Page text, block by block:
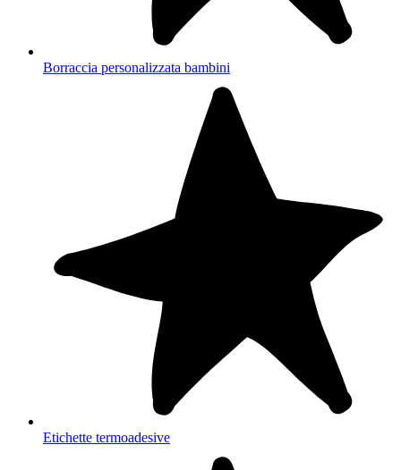
Borraccia personalizzata bambini
Etichette termoadesive